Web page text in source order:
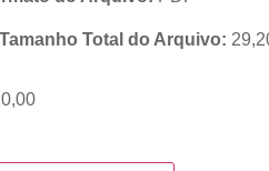
Tamanho Total do Arquivo: